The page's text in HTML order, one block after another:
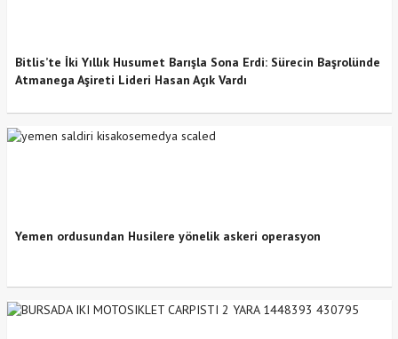
Bitlis’te İki Yıllık Husumet Barışla Sona Erdi: Sürecin Başrolünde
Atmanega Aşireti Lideri Hasan Açık Vardı
Yemen ordusundan Husilere yönelik askeri operasyon